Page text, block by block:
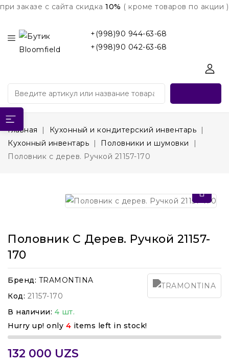
при заказе с сайта скидка 10% ( кроме товаров по акции )
+(998)90 944-63-68
+(998)90 042-63-68
Главная
Кухонный и кондитерский инвентарь
Кухонный инвентарь
Половники и шумовки
Половник с дерев. Ручкой 21157-170
Половник С Дерев. Ручкой 21157-
170
Бренд: TRAMONTINA
Код: 21157-170
В наличии: 4 шт.
Hurry up! only 4 items left in stock!
132 000 UZS